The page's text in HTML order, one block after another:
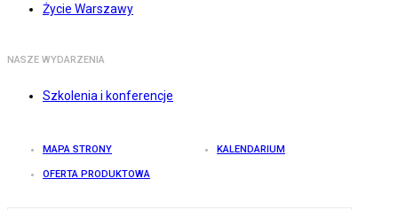
Życie Warszawy
NASZE WYDARZENIA
Szkolenia i konferencje
MAPA STRONY KALENDARIUM
OFERTA PRODUKTOWA